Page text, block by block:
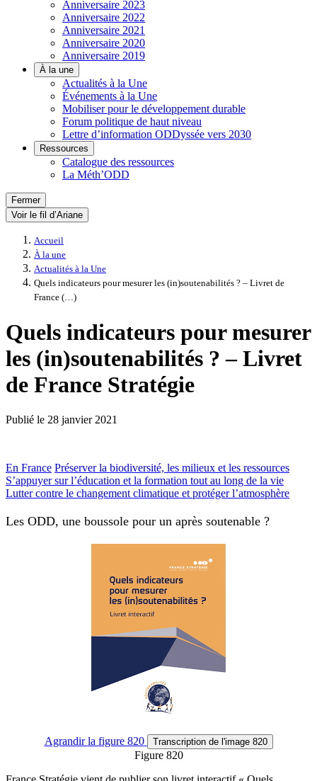
Anniversaire 2023
Anniversaire 2022
Anniversaire 2021
Anniversaire 2020
Anniversaire 2019
À la une
Actualités à la Une
Événements à la Une
Mobiliser pour le développement durable
Forum politique de haut niveau
Lettre d’information ODDyssée vers 2030
Ressources
Catalogue des ressources
La Méth’ODD
Fermer
Voir le fil d’Ariane
Accueil
À la une
Actualités à la Une
Quels indicateurs pour mesurer les (in)soutenabilités ? – Livret de
France (…)
Quels indicateurs pour mesurer
les (in)soutenabilités ? – Livret
de France Stratégie
Publié le 28 janvier 2021
En France Préserver la biodiversité, les milieux et les ressources
S’appuyer sur l’éducation et la formation tout au long de la vie
Lutter contre le changement climatique et protéger l’atmosphère
Les ODD, une boussole pour un après soutenable ?
Agrandirla figure 820 Transcription de l'image 820
Figure 820